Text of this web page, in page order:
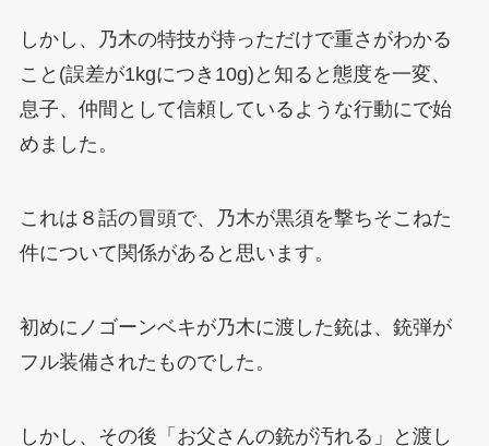
しかし、乃木の特技が持っただけで重さがわかる
こと(誤差が1kgにつき10g)と知ると態度を一変、
息子、仲間として信頼しているような行動にで始
めました。
これは８話の冒頭で、乃木が黒須を撃ちそこねた
件について関係があると思います。
初めにノゴーンベキが乃木に渡した銃は、銃弾が
フル装備されたものでした。
しかし、その後「お父さんの銃が汚れる」と渡し